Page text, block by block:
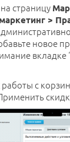
страницу
>
новое
вкладке
работы с